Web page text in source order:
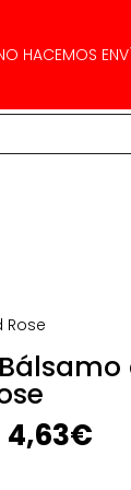
HACEMOS
El
precio
4,63€El